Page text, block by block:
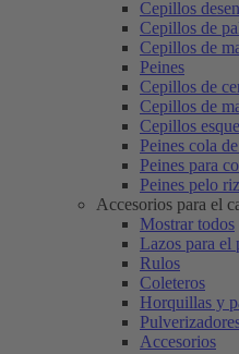
Cepillos
Cepillos de
Cepillos de
Peines
Cepillos de
Cepillos de
Cepillos
Peines cola
Peines para
Peines pelo
Accesorios para el
Mostrar todos
Lazos para el
Rulos
Coleteros
Horquillas y
Accesorios